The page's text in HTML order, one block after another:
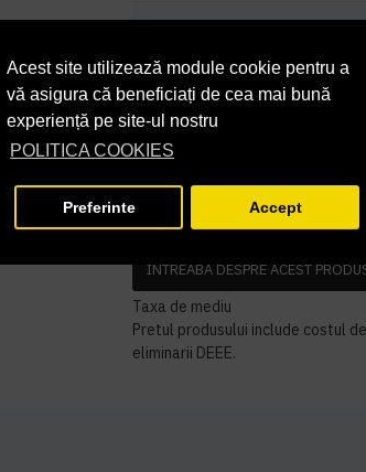
Acest site utilizează module cookie pentru a
vă asigura că beneficiați de cea mai bună
experiență pe site-ul nostru
POLITICA COOKIES
Preferinte Accept
Acest produs iti va fi livrat in 3
19.998,00 lei
24.197,58 lei
Acest produs se poate comanda
ADAUGĂ ÎN COŞ
INTREABA DESPRE ACEST
Taxa de mediu
Pretul produsului include costul
eliminarii DEEE.